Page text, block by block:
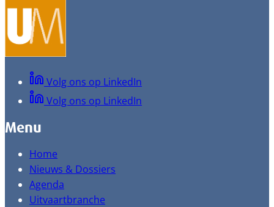
Volg ons op LinkedIn
Volg ons op LinkedIn
Menu
Home
Nieuws & Dossiers
Agenda
Uitvaartbranche